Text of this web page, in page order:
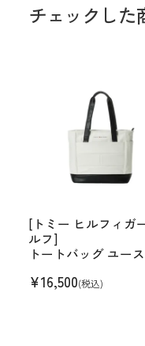
チェックした
[トミー ヒルフィガ
ルフ]
トートバッグ ユー
¥16,500(税込)